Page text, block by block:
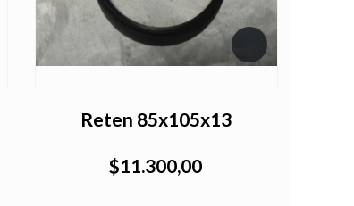
Reten 85x105x13
$11.300,00